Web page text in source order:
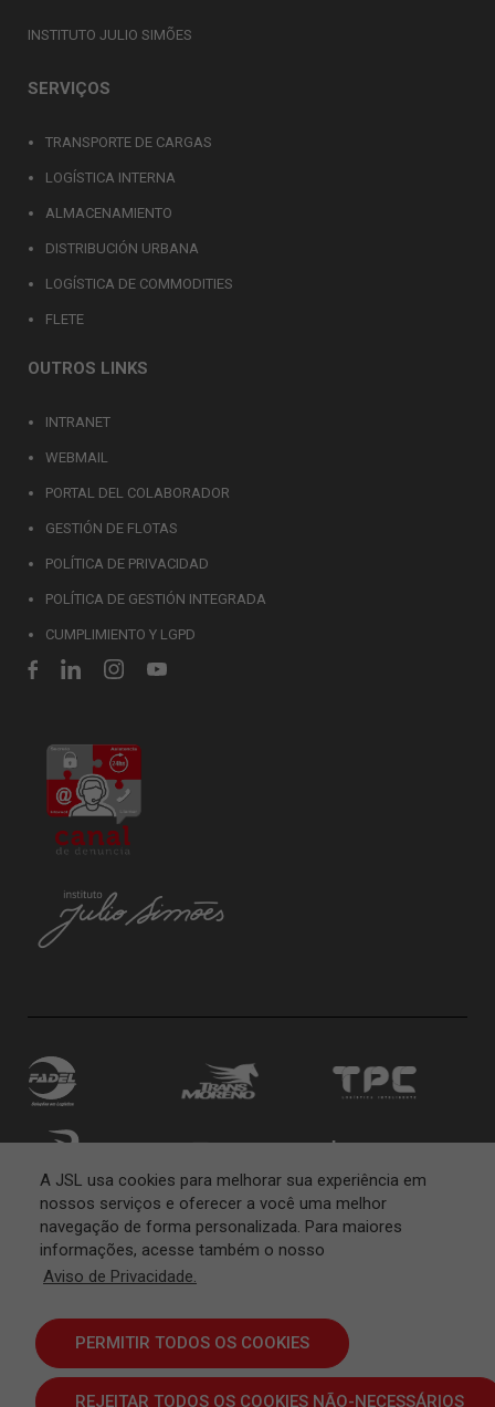
A JSL usa cookies para melhorar sua experiência em
nossos serviços e oferecer a você uma melhor
navegação de forma personalizada. Para maiores
informações, acesse também o nosso
Aviso de Privacidade.
PERMITIR TODOS OS COOKIES
REJEITAR TODOS OS COOKIES NÃO-NECESSÁRIOS
INSTITUTO JULIO SIMÕES
SERVIÇOS
TRANSPORTE DE CARGAS
LOGÍSTICA INTERNA
ALMACENAMIENTO
DISTRIBUCIÓN URBANA
LOGÍSTICA DE COMMODITIES
FLETE
OUTROS LINKS
INTRANET
WEBMAIL
PORTAL DEL COLABORADOR
GESTIÓN DE FLOTAS
POLÍTICA DE PRIVACIDAD
POLÍTICA DE GESTIÓN INTEGRADA
CUMPLIMIENTO Y LGPD